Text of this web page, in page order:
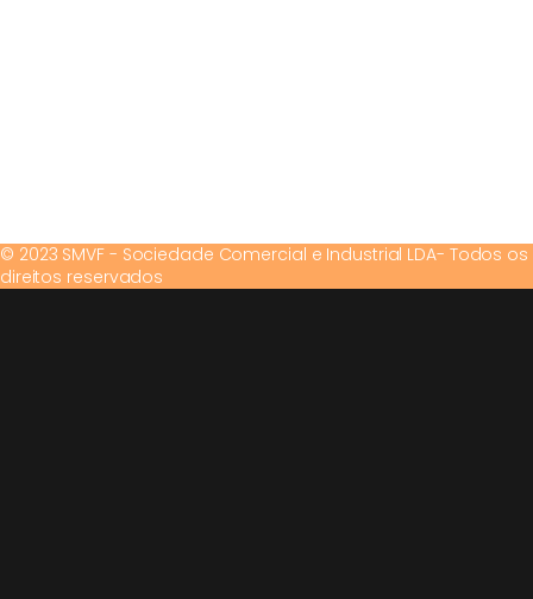
© 2023 SMVF - Sociedade Comercial e Industrial LDA- Todos os
direitos reservados